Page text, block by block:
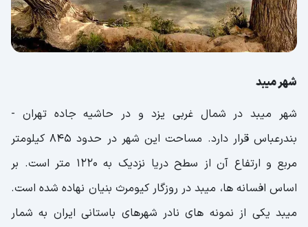
شهر میبد
شهر میبد در شمال غربی یزد و در حاشیه جاده تهران -
بندرعباس قرار دارد. مساحت این شهر در حدود 845 کیلومتر
مربع و ارتفاع آن از سطح دریا نزدیک به 1220 متر است. بر
‌اساس افسانه ها، میبد در روزگار کیومرث بنیان نهاده شده است.
میبد یکی از نمونه های نادر شهرهای باستانی ایران به شمار